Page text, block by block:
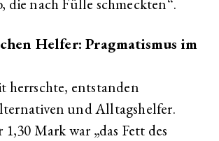
die nach Fülle schmeckten“.
Helfer: Pragmatismus im
herrschte, entstanden
und Alltagshelfer.
Mark war „das Fett des